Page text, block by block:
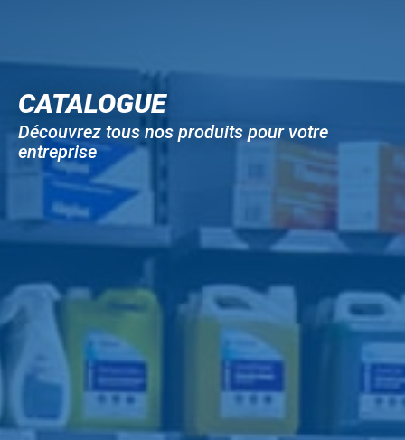
CATALOGUE
Découvrez tous nos produits pour votre
entreprise